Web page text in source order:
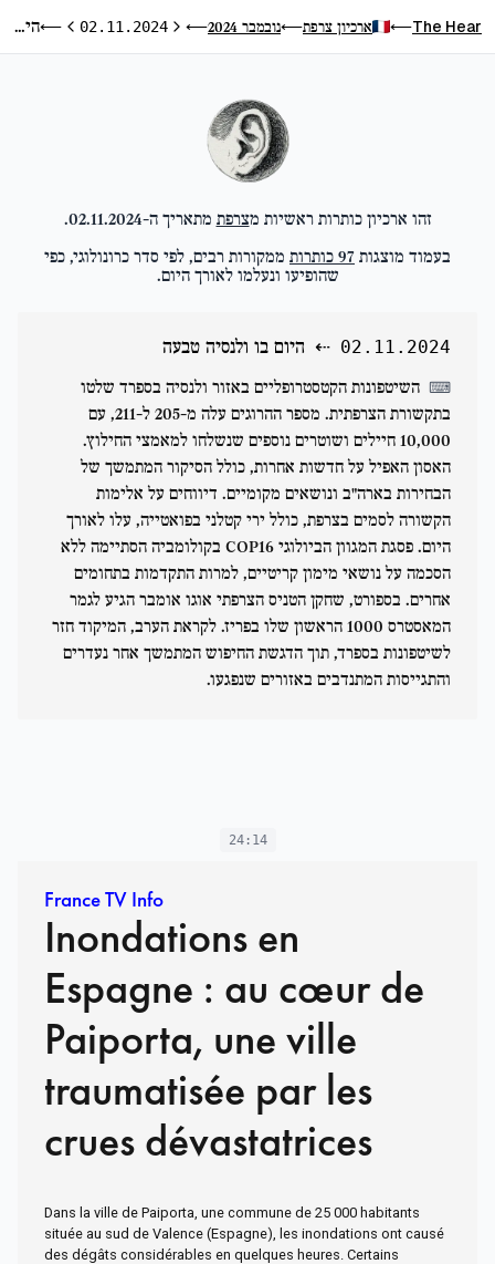
The Hear
⟵ ארכיון צרפת⟵נובמבר 2024 ⟵היום הקודם
02.11.2024 היום הבא
⟵ היום בו ולנסיה טבעה
זהו ארכיון כותרות ראשיות מצרפת מתאריך ה-02.11.2024
.
בעמוד מוצגות 97 כותרות ממקורות רבים, לפי סדר כרונולוגי, כפי
שהופיעו ונעלמו לאורך היום.
02.11.2024
⇠ היום בו ולנסיה טבעה
⌨ השיטפונות הקטסטרופליים באזור ולנסיה בספרד שלטו
בתקשורת הצרפתית. מספר ההרוגים עלה מ-205 ל-211, עם
10,000 חיילים ושוטרים נוספים שנשלחו למאמצי החילוץ.
האסון האפיל על חדשות אחרות, כולל הסיקור המתמשך של
הבחירות בארה"ב ונושאים מקומיים. דיווחים על אלימות
הקשורה לסמים בצרפת, כולל ירי קטלני בפואטייה, עלו לאורך
היום. פסגת המגוון הביולוגי COP16 בקולומביה הסתיימה ללא
הסכמה על נושאי מימון קריטיים, למרות התקדמות בתחומים
אחרים. בספורט, שחקן הטניס הצרפתי אוגו אומבר הגיע לגמר
המאסטרס 1000 הראשון שלו בפריז. לקראת הערב, המיקוד חזר
לשיטפונות בספרד, תוך הדגשת החיפוש המתמשך אחר נעדרים
והתגייסות המתנדבים באזורים שנפגעו.
24:14
France TV Info
Inondations en
Espagne : au cœur de
Paiporta, une ville
traumatisée par les
crues dévastatrices
Dans la ville de Paiporta, une commune de 25 000 habitants
située au sud de Valence (Espagne), les inondations ont causé
des dégâts considérables en quelques heures. Certains